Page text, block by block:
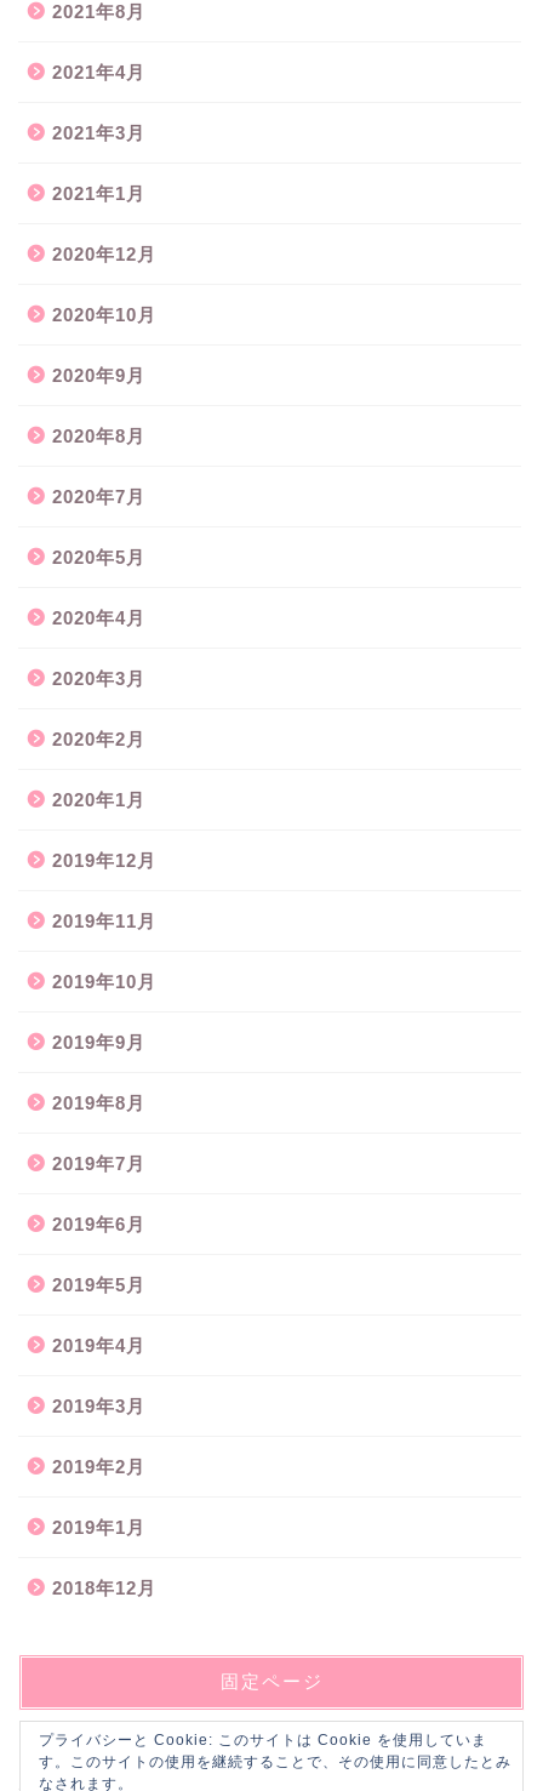
2021年8月
2021年4月
2021年3月
2021年1月
2020年12月
2020年10月
2020年9月
2020年8月
2020年7月
2020年5月
2020年4月
2020年3月
2020年2月
2020年1月
2019年12月
2019年11月
2019年10月
2019年9月
2019年8月
2019年7月
2019年6月
2019年5月
2019年4月
2019年3月
2019年2月
2019年1月
2018年12月
固定ページ
お問い合わせ
プライバシーと Cookie: このサイトは Cookie を使用していま
す。このサイトの使用を継続することで、その使用に同意したとみ
なされます。